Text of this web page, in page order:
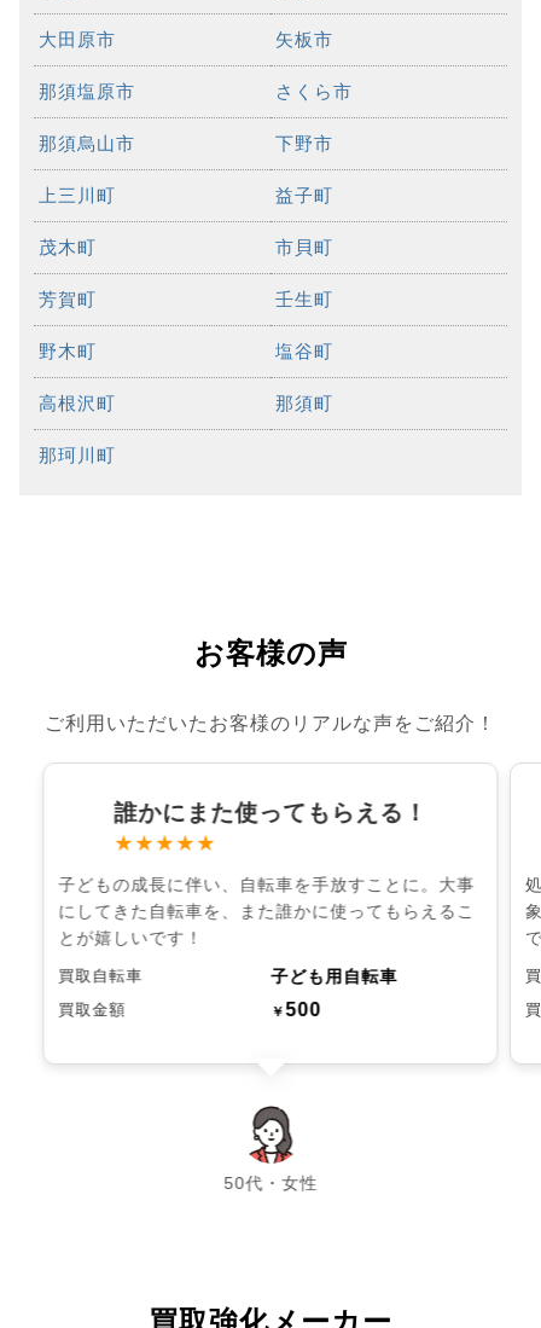
大田原市 矢板市
那須塩原市 さくら市
那須烏山市 下野市
上三川町 益子町
茂木町 市貝町
芳賀町 壬生町
野木町 塩谷町
高根沢町 那須町
那珂川町
お客様の声
ご利用いただいたお客様のリアルな声をご紹介！
誰かにまた使ってもらえる！
★★★★★
子どもの成長に伴い、自転車を手放すことに。大事
にしてきた自転車を、また誰かに使ってもらえるこ
とが嬉しいです！
買取自転車 子ども用自転車
買取金額 ￥500
50代・女性
chevron_left chevron_right
買取強化メーカー